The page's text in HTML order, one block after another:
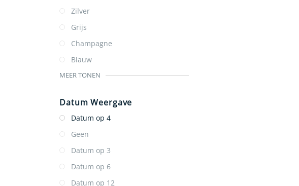
Zilver
Grijs
Champagne
Blauw
MEER TONEN
Datum Weergave
Datum op 4
Geen
Datum op 3
Datum op 6
Datum op 12